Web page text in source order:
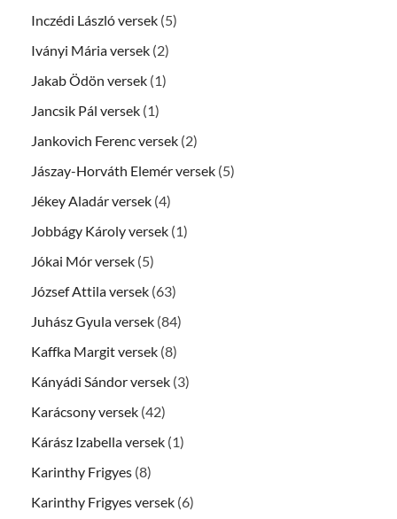
Inczédi László versek (5)
Iványi Mária versek (2)
Jakab Ödön versek (1)
Jancsik Pál versek (1)
Jankovich Ferenc versek (2)
Jászay-Horváth Elemér versek (5)
Jékey Aladár versek (4)
Jobbágy Károly versek (1)
Jókai Mór versek (5)
József Attila versek (63)
Juhász Gyula versek (84)
Kaffka Margit versek (8)
Kányádi Sándor versek (3)
Karácsony versek (42)
Kárász Izabella versek (1)
Karinthy Frigyes (8)
Karinthy Frigyes versek (6)